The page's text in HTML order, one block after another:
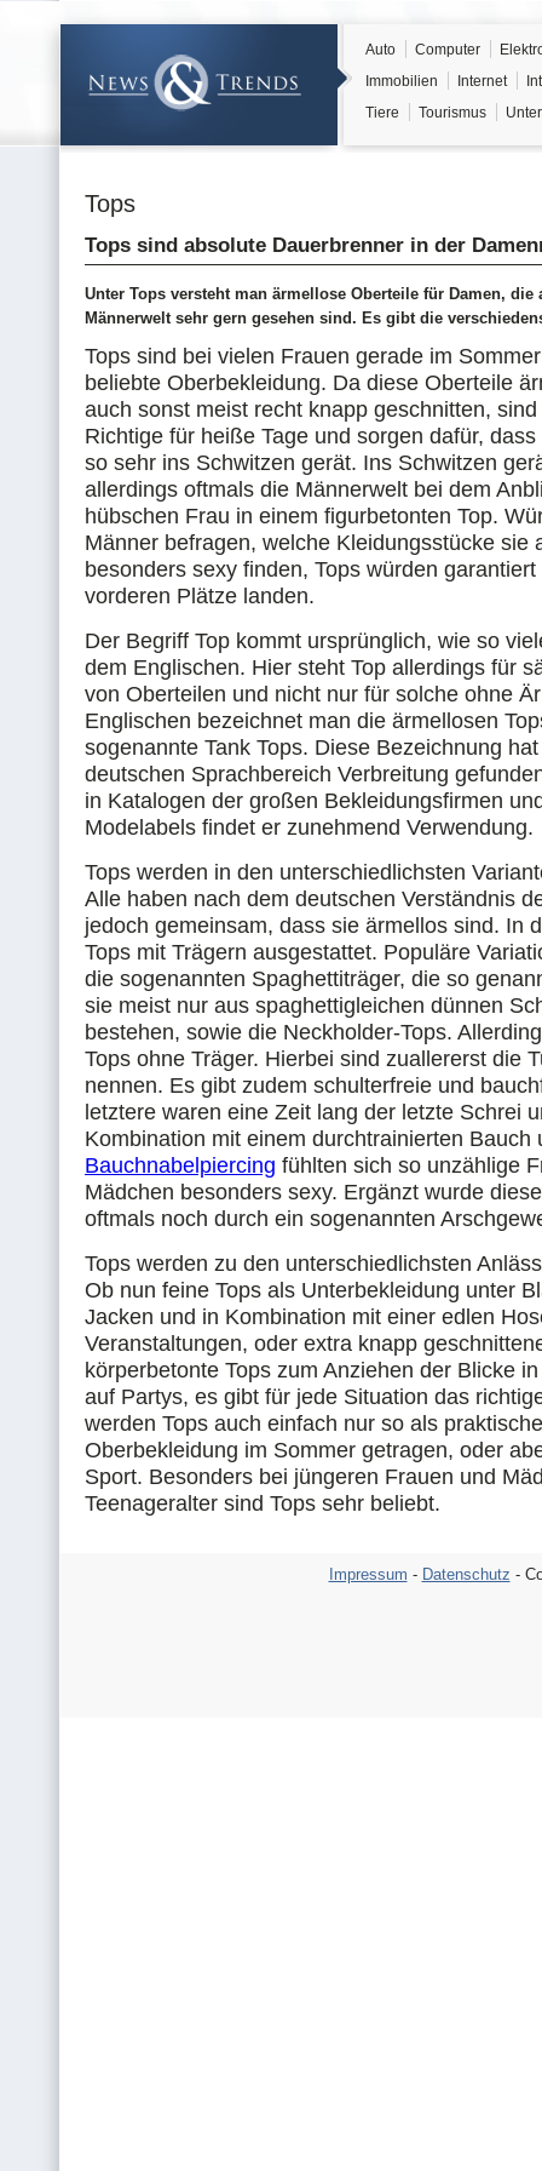
Auto Computer
Immobilien
Internet
Tiere
Tourismus
Tops
Tops sind absolute Dauerbrenner in der
Unter Tops versteht man ärmellose Oberteile für Damen, die
Männerwelt sehr gern gesehen sind. Es gibt die
Tops sind bei vielen Frauen gerade im
beliebte Oberbekleidung. Da diese Oberteile
auch sonst meist recht knapp geschnitten,
Richtige für heiße Tage und sorgen dafür,
so sehr ins Schwitzen gerät. Ins Schwitzen
allerdings oftmals die Männerwelt bei dem
hübschen Frau in einem figurbetonten Top.
Männer befragen, welche Kleidungsstücke sie
besonders sexy finden, Tops würden
vorderen Plätze landen.
Der Begriff Top kommt ursprünglich, wie so
dem Englischen. Hier steht Top allerdings für
von Oberteilen und nicht nur für solche ohne
Englischen bezeichnet man die ärmellosen
sogenannte Tank Tops. Diese Bezeichnung
deutschen Sprachbereich Verbreitung
in Katalogen der großen Bekleidungsfirmen
Modelabels findet er zunehmend Verwendung.
Tops werden in den unterschiedlichsten
Alle haben nach dem deutschen Verständnis
jedoch gemeinsam, dass sie ärmellos sind. In
Tops mit Trägern ausgestattet. Populäre
die sogenannten Spaghettiträger, die so
sie meist nur aus spaghettigleichen dünnen
bestehen, sowie die Neckholder-Tops.
Tops ohne Träger. Hierbei sind zuallererst die
nennen. Es gibt zudem schulterfreie und
letztere waren eine Zeit lang der letzte Schrei
Kombination mit einem durchtrainierten Bauch
Bauchnabelpiercing fühlten sich so unzählige
Mädchen besonders sexy. Ergänzt wurde
oftmals noch durch ein sogenannten
Tops werden zu den unterschiedlichsten
Ob nun feine Tops als Unterbekleidung unter
Jacken und in Kombination mit einer edlen
Veranstaltungen, oder extra knapp
körperbetonte Tops zum Anziehen der Blicke
auf Partys, es gibt für jede Situation das
werden Tops auch einfach nur so als
Oberbekleidung im Sommer getragen, oder
Sport. Besonders bei jüngeren Frauen und
Teenageralter sind Tops sehr beliebt.
Impressum - Datenschutz -